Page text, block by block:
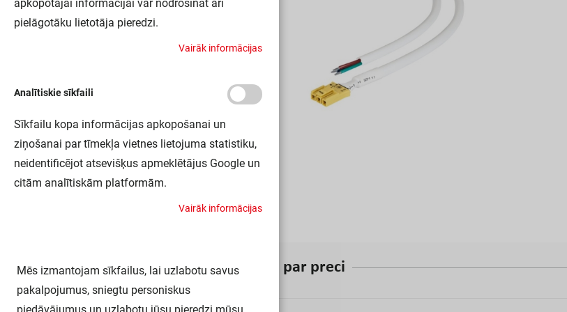
Inform par preci
apkopotajai informācijai var nodrošināt arī
pielāgotāku lietotāja pieredzi.
Vairāk informācijas
Analītiskie sīkfaili
Sīkfailu kopa informācijas apkopošanai un
ziņošanai par tīmekļa vietnes lietojuma statistiku,
neidentificējot atsevišķus apmeklētājus Google un
citām analītiskām platformām.
Vairāk informācijas
Mēs izmantojam sīkfailus, lai uzlabotu savus
pakalpojumus, sniegtu personiskus